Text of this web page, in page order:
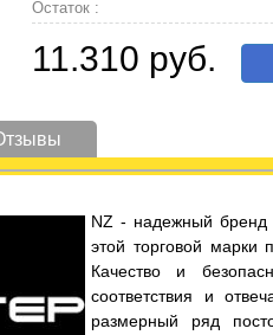
Остаток :
11.310 руб.
NZ - надежный бренд
этой торговой марки
Качество и
соответствия и
размерный ряд